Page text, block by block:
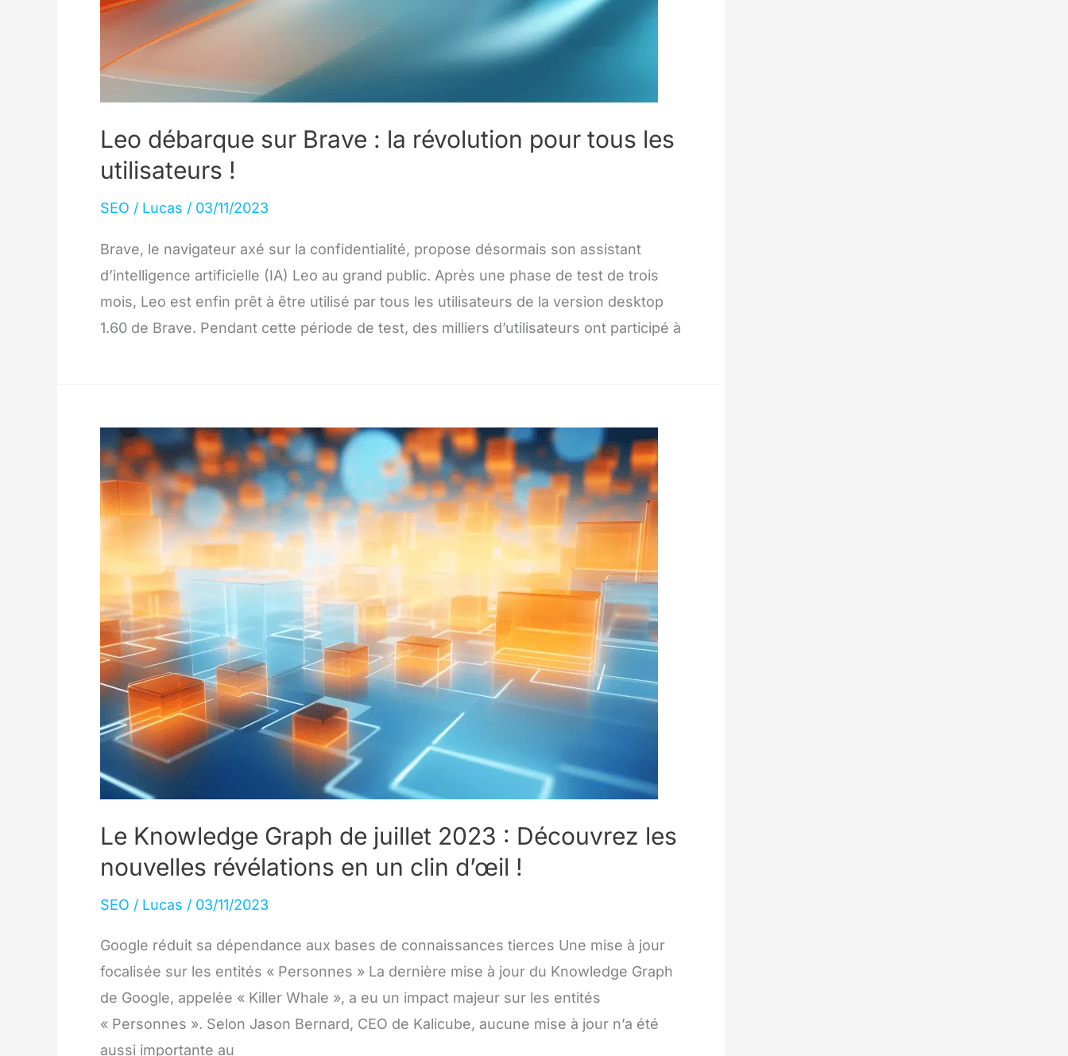
Leo débarque sur Brave : la révolution pour tous les
utilisateurs !
SEO / Lucas / 03/11/2023
Brave, le navigateur axé sur la confidentialité, propose désormais son assistant
d’intelligence artificielle (IA) Leo au grand public. Après une phase de test de trois
mois, Leo est enfin prêt à être utilisé par tous les utilisateurs de la version desktop
1.60 de Brave. Pendant cette période de test, des milliers d’utilisateurs ont participé à
Le Knowledge Graph de juillet 2023 : Découvrez les
nouvelles révélations en un clin d’œil !
SEO / Lucas / 03/11/2023
Google réduit sa dépendance aux bases de connaissances tierces Une mise à jour
focalisée sur les entités « Personnes » La dernière mise à jour du Knowledge Graph
de Google, appelée « Killer Whale », a eu un impact majeur sur les entités
« Personnes ». Selon Jason Bernard, CEO de Kalicube, aucune mise à jour n’a été
aussi importante au